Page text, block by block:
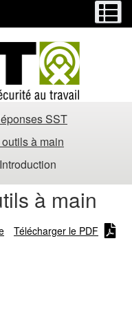
SST
à main
à main
Télécharger le PDF